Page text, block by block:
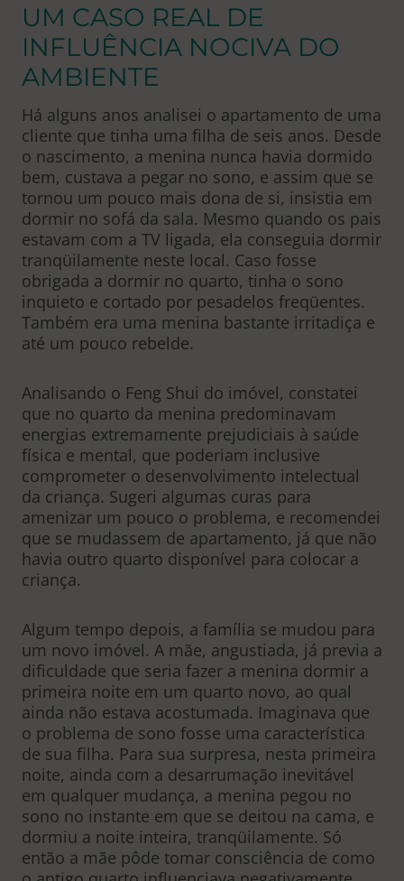
UM CASO REAL DE
INFLUÊNCIA NOCIVA DO
AMBIENTE
Há alguns anos analisei o apartamento de uma
cliente que tinha uma filha de seis anos. Desde
o nascimento, a menina nunca havia dormido
bem, custava a pegar no sono, e assim que se
tornou um pouco mais dona de si, insistia em
dormir no sofá da sala. Mesmo quando os pais
estavam com a TV ligada, ela conseguia dormir
tranqüilamente neste local. Caso fosse
obrigada a dormir no quarto, tinha o sono
inquieto e cortado por pesadelos freqüentes.
Também era uma menina bastante irritadiça e
até um pouco rebelde.
Analisando o Feng Shui do imóvel, constatei
que no quarto da menina predominavam
energias extremamente prejudiciais à saúde
física e mental, que poderiam inclusive
comprometer o desenvolvimento intelectual
da criança. Sugeri algumas curas para
amenizar um pouco o problema, e recomendei
que se mudassem de apartamento, já que não
havia outro quarto disponível para colocar a
criança.
Algum tempo depois, a família se mudou para
um novo imóvel. A mãe, angustiada, já previa a
dificuldade que seria fazer a menina dormir a
primeira noite em um quarto novo, ao qual
ainda não estava acostumada. Imaginava que
o problema de sono fosse uma característica
de sua filha. Para sua surpresa, nesta primeira
noite, ainda com a desarrumação inevitável
em qualquer mudança, a menina pegou no
sono no instante em que se deitou na cama, e
dormiu a noite inteira, tranqüilamente. Só
então a mãe pôde tomar consciência de como